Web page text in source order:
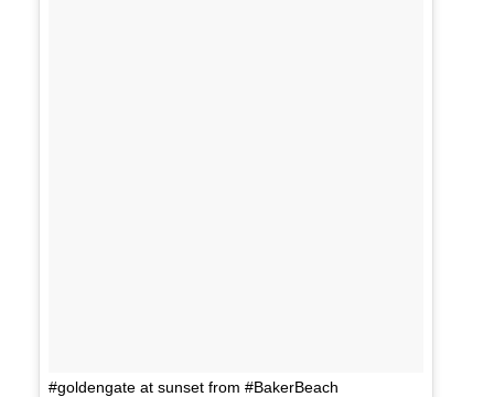
#goldengate at sunset from #BakerBeach